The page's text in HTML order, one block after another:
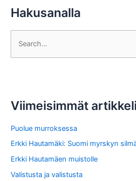
Hakusanalla
h
:
Viimeisimmät
Puolue murroksessa
Erkki Hautamäki: Suomi myrskyn
Erkki Hautamäen muistolle
Valistusta ja valistusta